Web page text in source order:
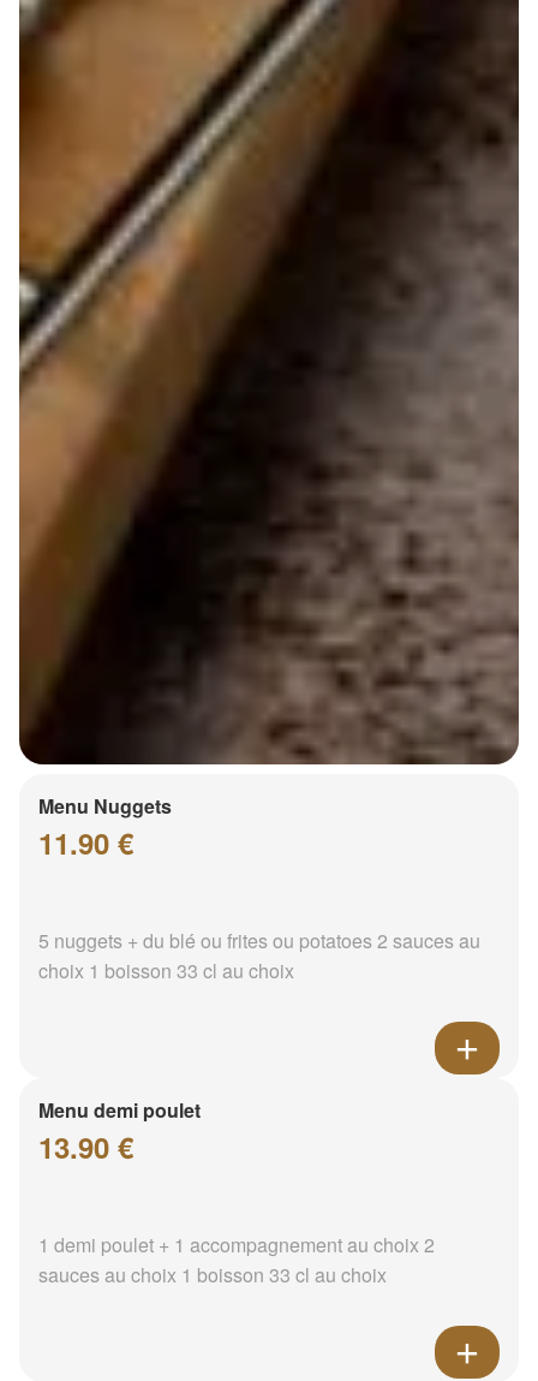
Menu Nuggets
11.90 €
5 nuggets + du blé ou frites ou potatoes 2 sauces au
choix 1 boisson 33 cl au choix
Menu demi poulet
13.90 €
1 demi poulet + 1 accompagnement au choix 2
sauces au choix 1 boisson 33 cl au choix